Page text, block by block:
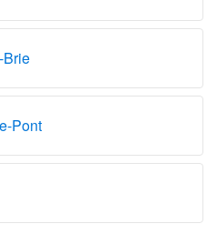
Brie
Pont